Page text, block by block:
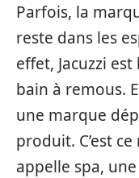
Parfois, la
reste dans les
effet, Jacuzzi
bain à remous.
une marque
produit. C’est
appelle spa,